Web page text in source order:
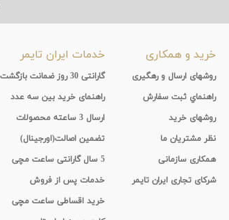
خرید و همکاری
روشهای ارسال و رهگیری
راهنماي ثبت سفارش
روشهای خرید
نظر مشتریان ما
همکاری سازمانی
شرکای تجاری ایران تایمر
خدمات ایران تایمر
گارانتی 30 روز ضمانت بازگشت
راهنمای خرید بین سه عدد
ارسال 3 ساعته محصولات
تضمین اصالت(اورجینال)
5 سال گارانتی ساعت مچی
خدمات پس از فروش
خرید اقساطی ساعت مچی